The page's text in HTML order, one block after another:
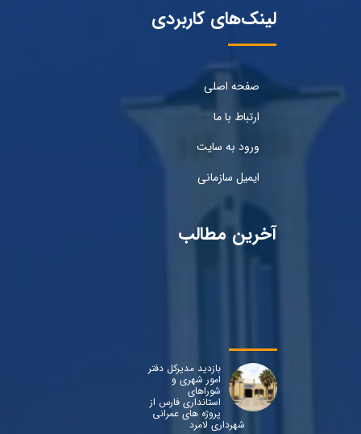
لینک‌های کاربردی
صفحه اصلی
ارتباط با ما
ورود به سایت
ایمیل سازمانی
آخرین مطالب
بازدید مدیرکل دفتر
امور شهری و
شوراهای
استانداری فارس از
پروژه های عمرانی
شهرداری لامرد